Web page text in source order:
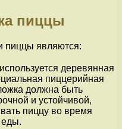
пиццы
пиццы являются:
деревянная
пиццерийная
должна быть
и устойчивой,
пиццу во время
еды.